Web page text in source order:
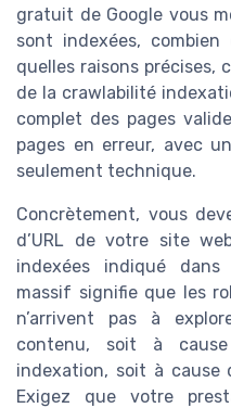
gratuit de Google vous
sont indexées, combien
quelles raisons précises,
de la crawlabilité
complet des pages
pages en erreur, avec
seulement technique.
Concrètement, vous
d’URL de votre site
indexées indiqué
massif signifie que les
n’arrivent pas à
contenu, soit à
indexation, soit à cause
Exigez que votre